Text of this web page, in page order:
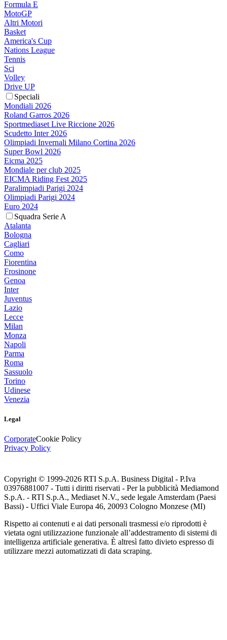
Formula E
MotoGP
Altri Motori
Basket
America's Cup
Nations League
Tennis
Sci
Volley
Drive UP
Speciali
Mondiali 2026
Roland Garros 2026
Sportmediaset Live Riccione 2026
Scudetto Inter 2026
Olimpiadi Invernali Milano Cortina 2026
Super Bowl 2026
Eicma 2025
Mondiale per club 2025
EICMA Riding Fest 2025
Paralimpiadi Parigi 2024
Olimpiadi Parigi 2024
Euro 2024
Squadra Serie A
Atalanta
Bologna
Cagliari
Como
Fiorentina
Frosinone
Genoa
Inter
Juventus
Lazio
Lecce
Milan
Monza
Napoli
Parma
Roma
Sassuolo
Torino
Udinese
Venezia
Legal
CorporateCookie Policy
Privacy Policy
Copyright © 1999-2026 RTI S.p.A. Business Digital - P.Iva
03976881007 - Tutti i diritti riservati - Per la pubblicità Mediamond
S.p.A. - RTI S.p.A., Mediaset N.V., sede legale Amsterdam (Paesi
Bassi) - Uffici Viale Europa 46, 20093 Cologno Monzese (MI)
Rispetto ai contenuti e ai dati personali trasmessi e/o riprodotti è
vietata ogni utilizzazione funzionale all’addestramento di sistemi di
intelligenza artificiale generativa. È altresì fatto divieto espresso di
utilizzare mezzi automatizzati di data scraping.